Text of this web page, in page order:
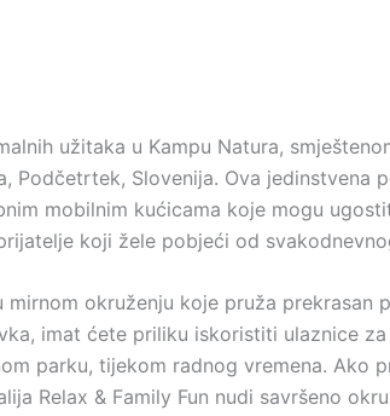
užitaka u Kampu Natura,
Podčetrtek, Slovenija. Ova jedinstvena
mobilnim kućicama koje mogu
koji žele pobjeći od
mirnom okruženju koje pruža prekrasan
imat ćete priliku iskoristiti ulaznice
parku, tijekom radnog vremena. Ako
Relax & Family Fun nudi savršeno